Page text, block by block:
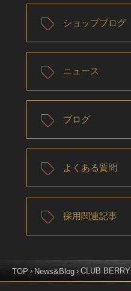
ショップブログ
ニュース
ブログ
よくある質問
採用関連記事
TOP News&Blog CLUB BERRY